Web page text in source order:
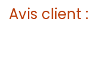
Avis client :